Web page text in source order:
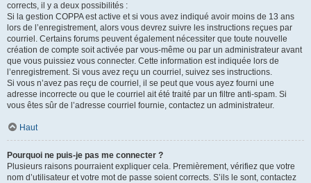
corrects, il y a deux possibilités :
Si la gestion COPPA est active et si vous avez indiqué avoir moins de 13 ans
lors de l’enregistrement, alors vous devrez suivre les instructions reçues par
courriel. Certains forums peuvent également nécessiter que toute nouvelle
création de compte soit activée par vous-même ou par un administrateur avant
que vous puissiez vous connecter. Cette information est indiquée lors de
l’enregistrement. Si vous avez reçu un courriel, suivez ses instructions.
Si vous n’avez pas reçu de courriel, il se peut que vous ayez fourni une
adresse incorrecte ou que le courriel ait été traité par un filtre anti-spam. Si
vous êtes sûr de l’adresse courriel fournie, contactez un administrateur.
Haut
Pourquoi ne puis-je pas me connecter ?
Plusieurs raisons pourraient expliquer cela. Premièrement, vérifiez que votre
nom d’utilisateur et votre mot de passe soient corrects. S’ils le sont, contactez